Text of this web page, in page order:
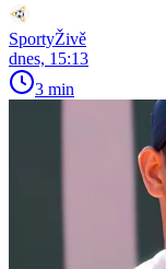
SportyŽivě
dnes, 15:13
3 min